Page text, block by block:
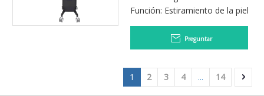
Función: Estiramiento de la piel
Preguntar
1 2 3 4 ... 14